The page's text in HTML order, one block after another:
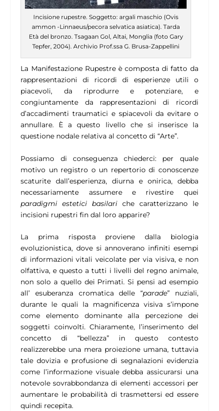
Incisione rupestre. Soggetto: argali maschio (Ovis
ammon -Linnaeus/pecora selvatica asiatica). Tarda
Età del bronzo. Tsagaan Gol, Altai, Monglia (foto Gary
Tepfer, 2004). Archivio Prof.ssa G. Brusa-Zappellini
La Manifestazione Rupestre è composta di fatto da
rappresentazioni di ricordi di esperienze utili o
piacevoli, da riprodurre e potenziare, e
congiuntamente da rappresentazioni di ricordi
d’accadimenti traumatici e spiacevoli da evitare o
annullare. È a questo livello che si inserisce la
questione nodale relativa al concetto di “Arte”.
Possiamo di conseguenza chiederci: per quale
motivo un registro o un repertorio di conoscenze
scaturite dall’esperienza, diurna e onirica, debba
necessariamente assumere e rivestire quei
paradigmi estetici basilari che caratterizzano le
incisioni rupestri fin dal loro apparire?
La prima risposta proviene dalla biologia
evoluzionistica, dove si annoverano infiniti esempi
di informazioni vitali veicolate per via visiva, e non
olfattiva, e questo a tutti i livelli del regno animale,
non solo a quello dei Primati. Si pensi ad esempio
all’ esuberanza cromatica delle “parade” nuziali,
durante le quali la magnificenza visiva s’impone
come elemento dominante alla percezione dei
soggetti coinvolti. Chiaramente, l’inserimento del
concetto di “bellezza” in questo contesto
realizzerebbe una mera proiezione umana, tuttavia
tale dovizia e profusione di segnalazioni evidenzia
come l’informazione visuale debba assicurarsi una
notevole sovrabbondanza di elementi accessori per
aumentare le probabilità di trasmettersi ed essere
quindi recepita.